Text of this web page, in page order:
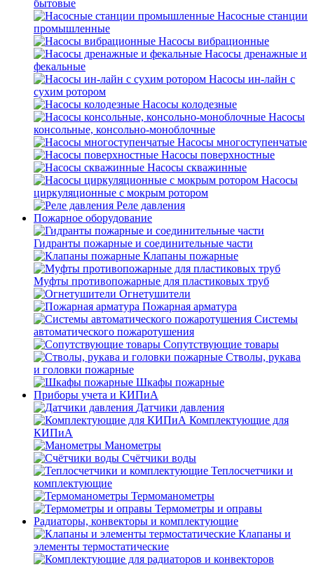
бытовые
Насосные станции
промышленные
Насосы вибрационные
Насосы дренажные и
фекальные
Насосы ин-лайн с
сухим ротором
Насосы колодезные
Насосы
консольные, консольно-моноблочные
Насосы многоступенчатые
Насосы поверхностные
Насосы скважинные
Насосы
циркуляционные с мокрым ротором
Реле давления
Пожарное оборудование
Гидранты пожарные и соединительные части
Клапаны пожарные
Муфты противопожарные для пластиковых труб
Огнетушители
Пожарная арматура
Системы
автоматического пожаротушения
Сопутствующие товары
Стволы, рукава
и головки пожарные
Шкафы пожарные
Приборы учета и КИПиА
Датчики давления
Комплектующие для
КИПиА
Манометры
Счётчики воды
Теплосчетчики и
комплектующие
Термоманометры
Термометры и оправы
Радиаторы, конвекторы и комплектующие
Клапаны и
элементы термостатические